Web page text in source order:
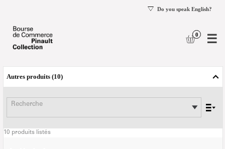
des
Bourse
Autres produits 10
Recherche
10 produits listés